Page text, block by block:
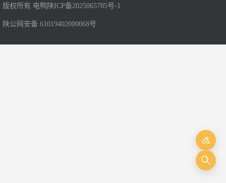
版权所有 电鸭 陕ICP备2025065785号-1
陕公网安备 61019402000068号